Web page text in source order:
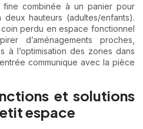
combinée à un panier pour
hauteurs (adultes/enfants).
perdu en espace fonctionnel
d’aménagements proches,
à l’optimisation des zones dans
communique avec la pièce
et solutions
espace